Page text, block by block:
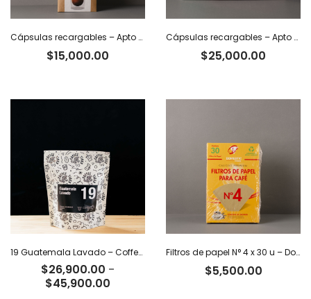
Cápsulas recargables – Apto Dolce Gusto x 4
$15,000.00
Cápsulas recargables – Apto Dolce Gusto x 8
$25,000.00
19 Guatemala Lavado – Coffee Tiger Co
$26,900.00 -
$45,900.00
Filtros de papel N° 4 x 30 u – Domestic
$5,500.00